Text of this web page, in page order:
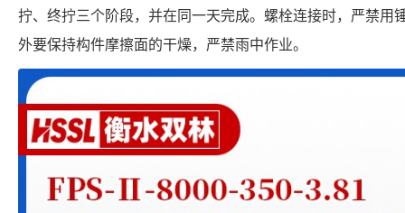
拧、终拧三个阶段，并在同一天完成。螺栓连接时，严禁用
外要保持构件摩擦面的干燥，严禁雨中作业。